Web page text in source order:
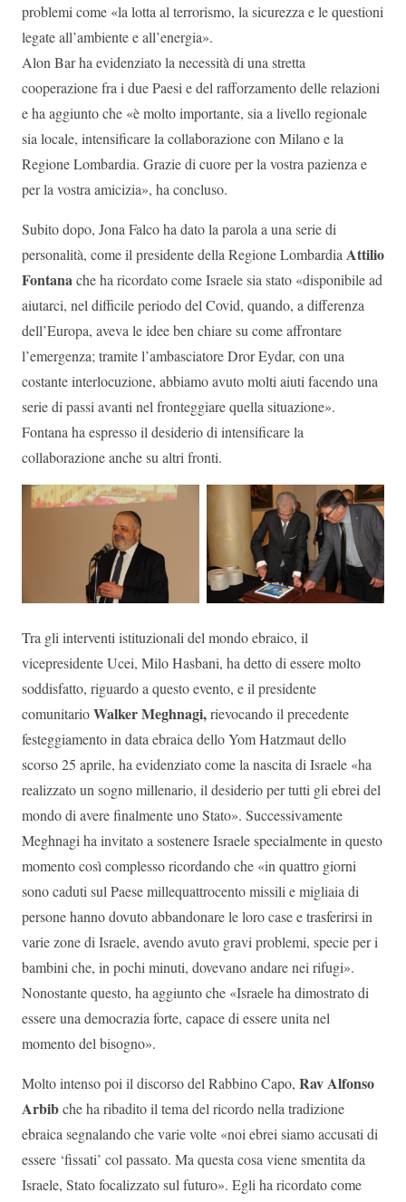
problemi come «la lotta al terrorismo, la sicurezza e le questioni
legate all’ambiente e all’energia».
Alon Bar ha evidenziato la necessità di una stretta
cooperazione fra i due Paesi e del rafforzamento delle relazioni
e ha aggiunto che «è molto importante, sia a livello regionale
sia locale, intensificare la collaborazione con Milano e la
Regione Lombardia. Grazie di cuore per la vostra pazienza e
per la vostra amicizia», ha concluso.
Subito dopo, Jona Falco ha dato la parola a una serie di
personalità, come il presidente della Regione Lombardia Attilio
Fontanache ha ricordato come Israele sia stato «disponibile ad
aiutarci, nel difficile periodo del Covid, quando, a differenza
dell’Europa, aveva le idee ben chiare su come affrontare
l’emergenza; tramite l’ambasciatore Dror Eydar, con una
costante interlocuzione, abbiamo avuto molti aiuti facendo una
serie di passi avanti nel fronteggiare quella situazione».
Fontana ha espresso il desiderio di intensificare la
collaborazione anche su altri fronti.
Tra gli interventi istituzionali del mondo ebraico, il
vicepresidente Ucei, Milo Hasbani, ha detto di essere molto
soddisfatto, riguardo a questo evento, e il presidente
comunitarioWalker Meghnagi,rievocando il precedente
festeggiamento in data ebraica dello Yom Hatzmaut dello
scorso 25 aprile, ha evidenziato come la nascita di Israele «ha
realizzato un sogno millenario, il desiderio per tutti gli ebrei del
mondo di avere finalmente uno Stato». Successivamente
Meghnagi ha invitato a sostenere Israele specialmente in questo
momento così complesso ricordando che «in quattro giorni
sono caduti sul Paese millequattrocento missili e migliaia di
persone hanno dovuto abbandonare le loro case e trasferirsi in
varie zone di Israele, avendo avuto gravi problemi, specie per i
bambini che, in pochi minuti, dovevano andare nei rifugi».
Nonostante questo, ha aggiunto che «Israele ha dimostrato di
essere una democrazia forte, capace di essere unita nel
momento del bisogno».
Molto intenso poi il discorso del Rabbino Capo, Rav Alfonso
Arbibche ha ribadito il tema del ricordo nella tradizione
ebraica segnalando che varie volte «noi ebrei siamo accusati di
essere ‘fissati’ col passato. Ma questa cosa viene smentita da
Israele, Stato focalizzato sul futuro». Egli ha ricordato come